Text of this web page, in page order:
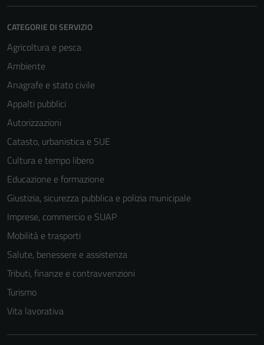
CATEGORIE DI SERVIZIO
Agricoltura e pesca
Ambiente
Anagrafe e stato civile
Appalti pubblici
Autorizzazioni
Catasto, urbanistica e SUE
Cultura e tempo libero
Educazione e formazione
Giustizia, sicurezza pubblica e polizia municipale
Imprese, commercio e SUAP
Mobilità e trasporti
Salute, benessere e assistenza
Tributi, finanze e contravvenzioni
Turismo
Vita lavorativa